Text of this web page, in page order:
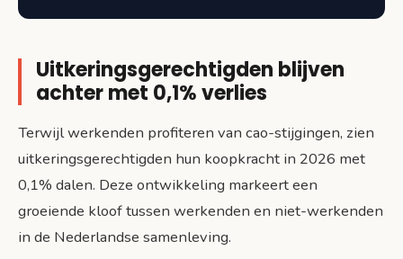
Uitkeringsgerechtigden blijven
achter met 0,1% verlies
Terwijl werkenden profiteren van cao-stijgingen, zien
uitkeringsgerechtigden hun koopkracht in 2026 met
0,1% dalen. Deze ontwikkeling markeert een
groeiende kloof tussen werkenden en niet-werkenden
in de Nederlandse samenleving.